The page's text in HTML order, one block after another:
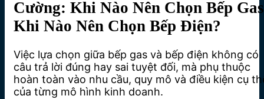
Cường: Khi Nào Nên Chọn Bếp
Khi Nào Nên Chọn Bếp Điện?
Việc lựa chọn giữa bếp gas và bếp điện không có
câu trả lời đúng hay sai tuyệt đối, mà phụ thuộc
hoàn toàn vào nhu cầu, quy mô và điều kiện cụ
của từng mô hình kinh doanh.